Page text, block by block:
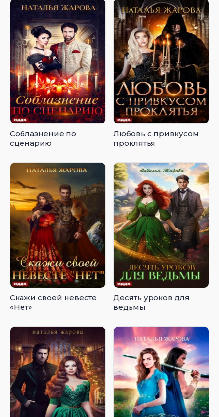
Соблазнение по
сценарию
Любовь с привкусом
проклятья
Скажи своей невесте
«Нет»
Десять уроков для
ведьмы